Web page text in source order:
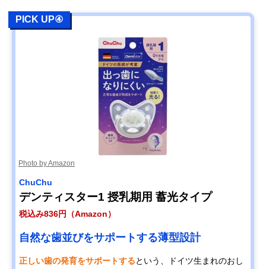
PICK UP④
Photo by Amazon
ChuChu
デンティスター1 授乳期用 蓄光タイプ
税込み836円（Amazon）
自然な歯並びをサポートする薄型設計
正しい歯の発育をサポートするという、ドイツ生まれのおし